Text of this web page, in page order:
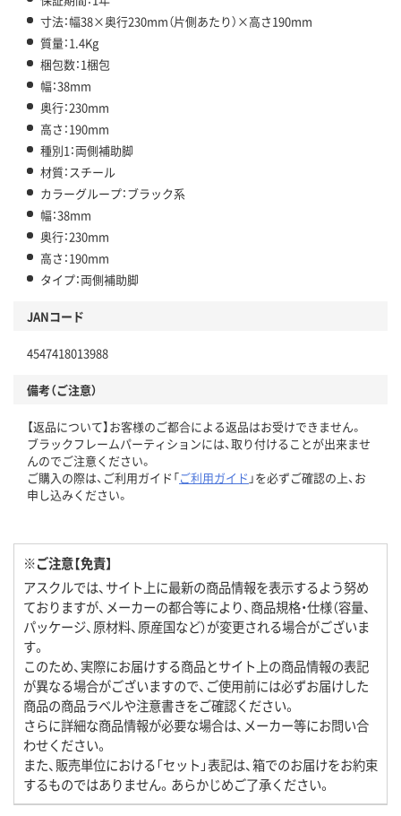
寸法：幅38×奥行230mm（片側あたり）×高さ190mm
質量：1.4Kg
梱包数：1梱包
幅：38mm
奥行：230mm
高さ：190mm
種別1：両側補助脚
材質：スチール
カラーグループ：ブラック系
幅：38mm
奥行：230mm
高さ：190mm
タイプ：両側補助脚
JANコード
4547418013988
備考（ご注意）
【返品について】お客様のご都合による返品はお受けできません。
ブラックフレームパーティションには、取り付けることが出来ませ
んのでご注意ください。
ご購入の際は、ご利用ガイド「ご利用ガイド 」を必ずご確認の上、お
申し込みください。
※ご注意【免責】
アスクルでは、サイト上に最新の商品情報を表示するよう努め
ておりますが、メーカーの都合等により、商品規格・仕様（容量、
パッケージ、原材料、原産国など）が変更される場合がございま
す。
このため、実際にお届けする商品とサイト上の商品情報の表記
が異なる場合がございますので、ご使用前には必ずお届けした
商品の商品ラベルや注意書きをご確認ください。
さらに詳細な商品情報が必要な場合は、メーカー等にお問い合
わせください。
また、販売単位における「セット」表記は、箱でのお届けをお約束
するものではありません。あらかじめご了承ください。